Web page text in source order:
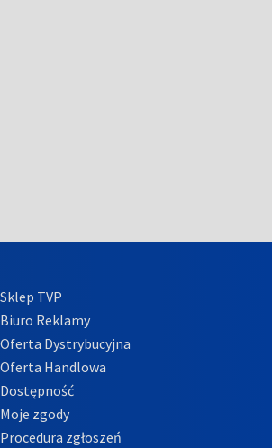
Sklep TVP
Biuro Reklamy
Oferta Dystrybucyjna
Oferta Handlowa
Dostępność
Moje zgody
Procedura zgłoszeń